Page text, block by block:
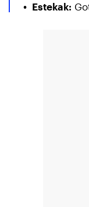
Estekak: